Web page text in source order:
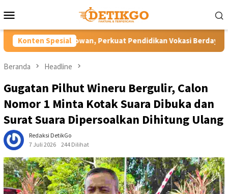
ke
Mobile
Konten Spesial
Perkuat Pendidikan Vokasi Berdaya Saing di Kampung
Beranda Headline
Gugatan Pilhut Wineru Bergulir, Calon
Nomor 1 Minta Kotak Suara Dibuka dan
Surat Suara Dipersoalkan Dihitung Ulang
Redaksi DetikGo
7 Juli 2026
244 Dilihat